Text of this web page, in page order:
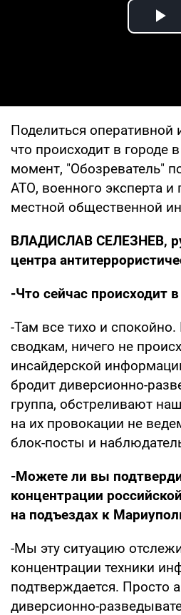
Поделиться
что происходит в городе
момент, "Обозреватель"
АТО, военного эксперта и
местной общественной
ВЛАДИСЛАВ СЕЛЕЗНЕВ,
центра
-Что сейчас происходит
-Там все тихо и
сводкам, ничего не
инсайдерской
бродит диверсионно-
группа, обстреливают
на их провокации не
блок-посты и
-Можете ли вы
концентрации
на подъездах к
-Мы эту ситуацию
концентрации техники
подтверждается. Просто
диверсионно-